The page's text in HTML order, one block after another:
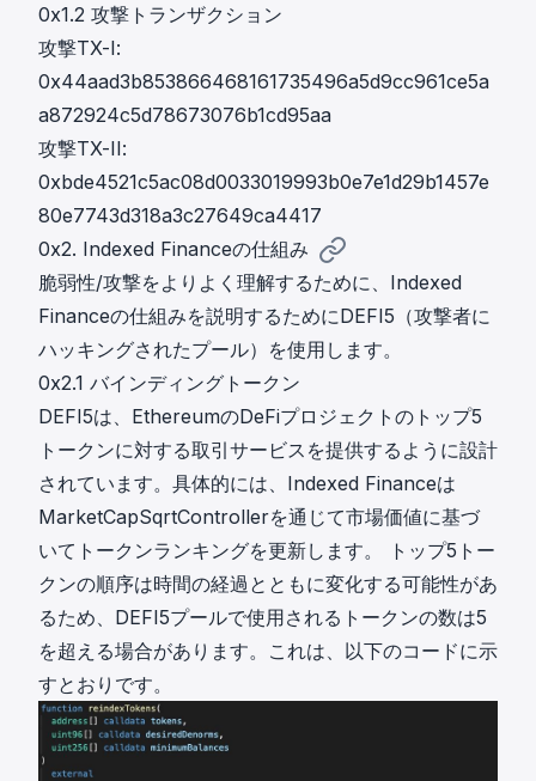
0x1.2 攻撃トランザクション
攻撃TX-I:
0x44aad3b853866468161735496a5d9cc961ce5a
a872924c5d78673076b1cd95aa
攻撃TX-II:
0xbde4521c5ac08d0033019993b0e7e1d29b1457e
80e7743d318a3c27649ca4417
0x2. Indexed Financeの仕組み
脆弱性/攻撃をよりよく理解するために、Indexed
Financeの仕組みを説明するためにDEFI5（攻撃者に
ハッキングされたプール）を使用します。
0x2.1 バインディングトークン
DEFI5は、EthereumのDeFiプロジェクトのトップ5
トークンに対する取引サービスを提供するように設計
されています。具体的には、Indexed Financeは
MarketCapSqrtControllerを通じて市場価値に基づ
いてトークンランキングを更新します。 トップ5トー
クンの順序は時間の経過とともに変化する可能性があ
るため、DEFI5プールで使用されるトークンの数は5
を超える場合があります。これは、以下のコードに示
すとおりです。